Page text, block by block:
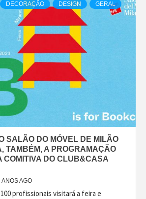
DECORAÇÃO DESIGN GERAL
SALÃO DO MÓVEL DE MILÃO
TAMBÉM, A PROGRAMAÇÃO
COMITIVA DO CLUB&CASA
ANOS AGO
profissionais visitará a feira e